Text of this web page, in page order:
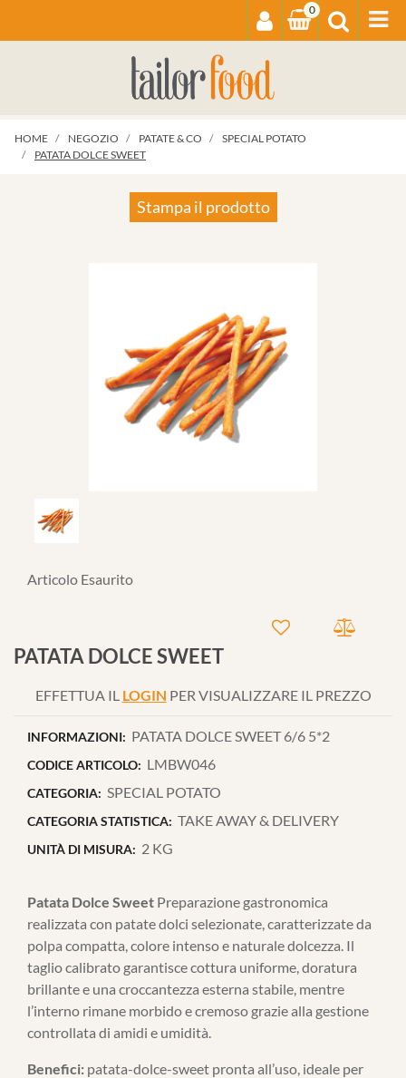
0
HOME NEGOZIO PATATE & CO
SPECIAL POTATO
PATATA DOLCE SWEET
Stampa il prodotto
Articolo Esaurito
PATATA DOLCE SWEET
EFFETTUA IL LOGIN PER VISUALIZZARE IL PREZZO
INFORMAZIONI: PATATA DOLCE SWEET 6/6 5*2
CODICE ARTICOLO: LMBW046
CATEGORIA: SPECIAL POTATO
CATEGORIA STATISTICA: TAKE AWAY & DELIVERY
UNITÀ DI MISURA: 2 KG
Patata Dolce Sweet Preparazione gastronomica
realizzata con patate dolci selezionate, caratterizzate da
polpa compatta, colore intenso e naturale dolcezza. Il
taglio calibrato garantisce cottura uniforme, doratura
brillante e una croccantezza esterna stabile, mentre
l’interno rimane morbido e cremoso grazie alla gestione
controllata di amidi e umidità.
Benefici: patata-dolce-sweet pronta all’uso, ideale per